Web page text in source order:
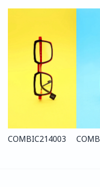
COMBIC214003